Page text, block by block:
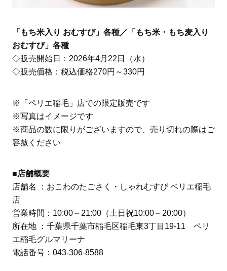
「もち米入り おむすび」各種／「もち米・もち麦入り
おむすび」各種
◇販売開始日：2026年4月22日（水）
◇販売価格：税込価格270円～330円
※「ペリエ稲毛」店での限定販売です
※写真はイメージです
※商品の数に限りがございますので、売り切れの際はご
容赦ください
■店舗概要
店舗名 ：おこわのたごさく・しゃれむすび ペリエ稲毛
店
営業時間：10:00～21:00（土日祝10:00～20:00）
所在地 ：千葉県千葉市稲毛区稲毛東3丁目19-11 ペリ
エ稲毛グルマリーナ
電話番号：043-306-8588